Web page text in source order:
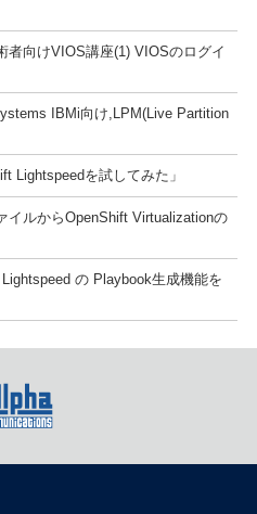
者向けVIOS講座(1) VIOSのログイ
IBMi向け,LPM(Live Partition
Lightspeedを試してみた」
イルからOpenShift Virtualizationの
の Playbook生成機能を